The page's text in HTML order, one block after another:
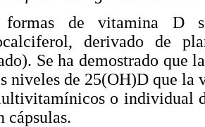
formas de vitamina D
derivado de
Se ha demostrado que
niveles de 25(OH)D que la
o individual
cápsulas.